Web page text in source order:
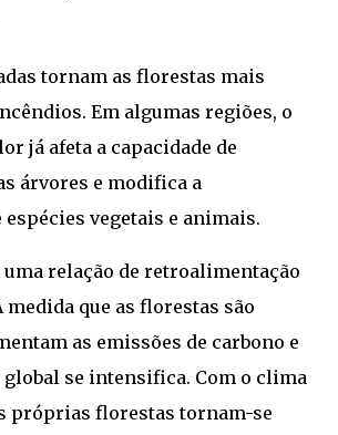
tornam as florestas mais
Em algumas regiões, o
já afeta a capacidade de
árvores e modifica a
vegetais e animais.
relação de retroalimentação
medida que as florestas são
as emissões de carbono e
global se intensifica. Com o clima
próprias florestas tornam-se